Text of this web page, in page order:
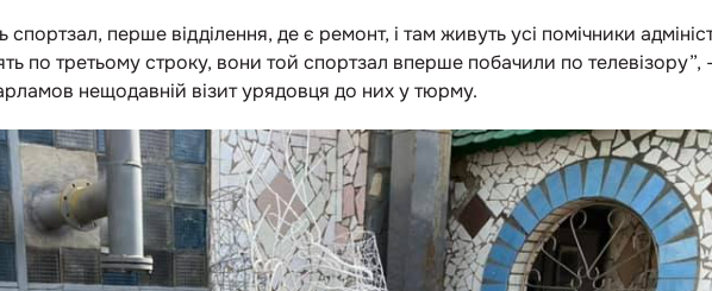
перше відділення, де є ремонт, і там живуть усі помічники
по третьому строку, вони той спортзал вперше побачили по телевізору”,
нещодавній візит урядовця до них у тюрму.